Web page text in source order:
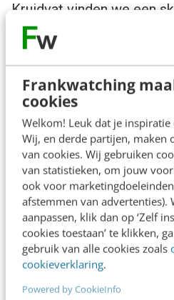
Frankwatching
cookies
Welkom! Leuk dat je
Wij, en derde partijen, maken
van cookies. Wij gebruiken
van statistieken, om jouw
ook voor
afstemmen van advertenties).
aanpassen, klik dan op ‘Zelf
cookies toestaan’ te klikken,
gebruik van alle cookies zoals
cookieverklaring.
Powered by CookieInfo
Kruidvat vinden we een
flat logo. Als we dit zien,
te zien welke kant de
zal gaan. Ongetwijfeld
afzienbare tijd een
beetje 3D in
Het logo van Kruidvat:
De Rabobank verlaat zijn
kompasklok in 2008 en